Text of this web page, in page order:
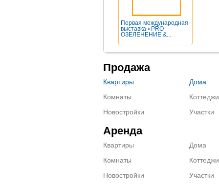
Первая международная
выставка «PRO
ОЗЕЛЕНЕНИЕ &...
Продажа
Квартиры
Комнаты
Новостройки
Дома
Коттеджи
Участки
Аренда
Квартиры
Комнаты
Новостройки
Дома
Коттеджи
Участки